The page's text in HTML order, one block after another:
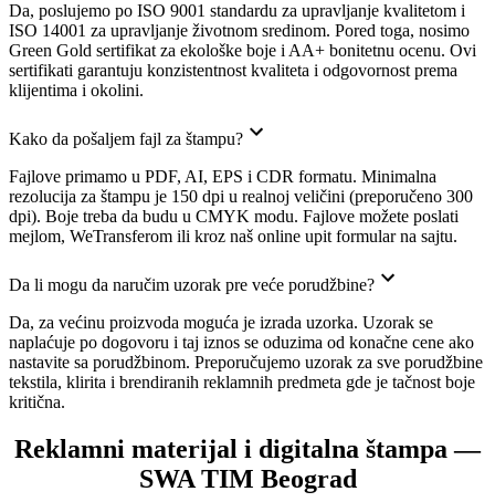
Da, poslujemo po ISO 9001 standardu za upravljanje kvalitetom i
ISO 14001 za upravljanje životnom sredinom. Pored toga, nosimo
Green Gold sertifikat za ekološke boje i AA+ bonitetnu ocenu. Ovi
sertifikati garantuju konzistentnost kvaliteta i odgovornost prema
klijentima i okolini.
Kako da pošaljem fajl za štampu?
Fajlove primamo u PDF, AI, EPS i CDR formatu. Minimalna
rezolucija za štampu je 150 dpi u realnoj veličini (preporučeno 300
dpi). Boje treba da budu u CMYK modu. Fajlove možete poslati
mejlom, WeTransferom ili kroz naš online upit formular na sajtu.
Da li mogu da naručim uzorak pre veće porudžbine?
Da, za većinu proizvoda moguća je izrada uzorka. Uzorak se
naplaćuje po dogovoru i taj iznos se oduzima od konačne cene ako
nastavite sa porudžbinom. Preporučujemo uzorak za sve porudžbine
tekstila, klirita i brendiranih reklamnih predmeta gde je tačnost boje
kritična.
Reklamni materijal i digitalna štampa —
SWA TIM Beograd